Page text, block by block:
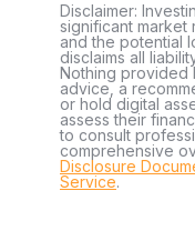
Disclaimer:
significant market
and the potential
disclaims all
Nothing provided
advice, a
or hold digital
assess their
to consult
comprehensive
Disclosure
Service.